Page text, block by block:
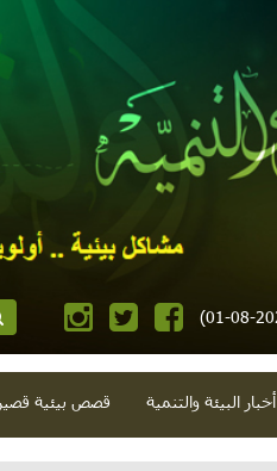
أخبار البيئة والتنمية قصص بيئية